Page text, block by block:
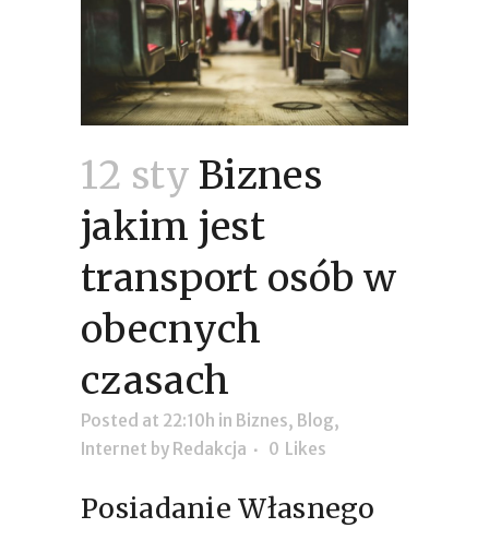
12 sty Biznes
jakim jest
transport osób w
obecnych
czasach
Posted at 22:10h in Biznes, Blog,
Internet by Redakcja 0 Likes
Posiadanie Własnego